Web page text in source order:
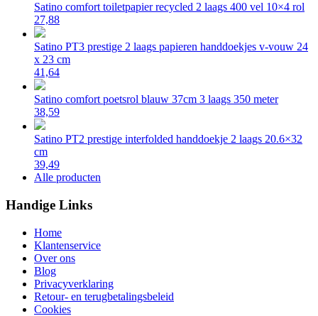
Satino comfort toiletpapier recycled 2 laags 400 vel 10×4 rol
27,88
Satino PT3 prestige 2 laags papieren handdoekjes v-vouw 24
x 23 cm
41,64
Satino comfort poetsrol blauw 37cm 3 laags 350 meter
38,59
Satino PT2 prestige interfolded handdoekje 2 laags 20.6×32
cm
39,49
Alle producten
Handige Links
Home
Klantenservice
Over ons
Blog
Privacyverklaring
Retour- en terugbetalingsbeleid
Cookies